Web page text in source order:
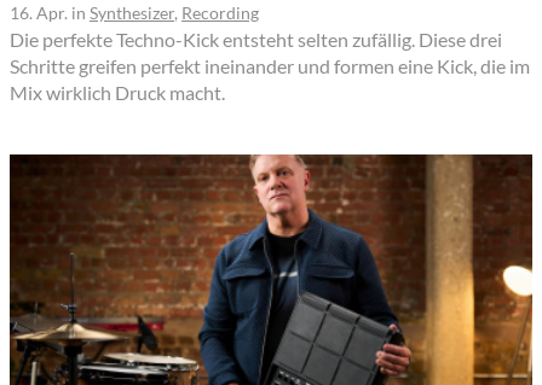
16. Apr. in Synthesizer, Recording
Die perfekte Techno-Kick entsteht selten zufällig. Diese drei
Schritte greifen perfekt ineinander und formen eine Kick, die im
Mix wirklich Druck macht.